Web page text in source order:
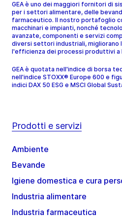
GEA è uno dei maggiori fornitori di
per i settori alimentare, delle
farmaceutico. Il nostro portafoglio
macchinari e impianti, nonché
avanzate, componenti e servizi
diversi settori industriali, migliorano
l'efficienza dei processi produttivi a
GEA è quotata nell'indice di borsa
nell'indice STOXX® Europe 600 e
indici DAX 50 ESG e MSCI Global
Prodotti e servizi
Ambiente
Bevande
Igiene domestica e cura
Industria alimentare
Industria farmaceutica